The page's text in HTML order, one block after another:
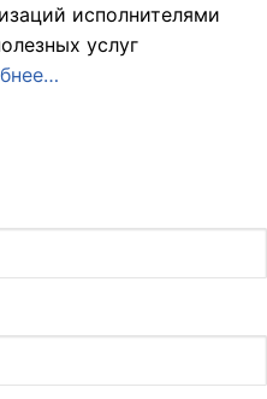
исполнителями
услуг